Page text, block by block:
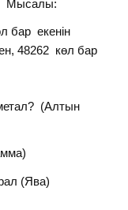
Мысалы:
бар екенін
48262 көл бар
(Алтын
(Ява)